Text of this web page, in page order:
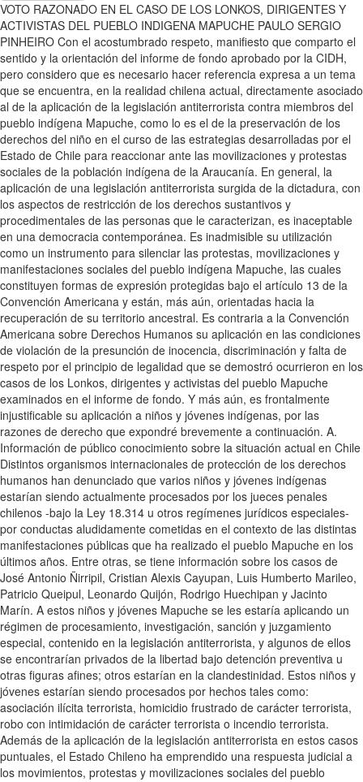
VOTO RAZONADO EN EL CASO DE LOS LONKOS, DIRIGENTES Y
ACTIVISTAS DEL PUEBLO INDIGENA MAPUCHE PAULO SERGIO
PINHEIRO Con el acostumbrado respeto, manifiesto que comparto el
sentido y la orientación del informe de fondo aprobado por la CIDH,
pero considero que es necesario hacer referencia expresa a un tema
que se encuentra, en la realidad chilena actual, directamente asociado
al de la aplicación de la legislación antiterrorista contra miembros del
pueblo indígena Mapuche, como lo es el de la preservación de los
derechos del niño en el curso de las estrategias desarrolladas por el
Estado de Chile para reaccionar ante las movilizaciones y protestas
sociales de la población indígena de la Araucanía. En general, la
aplicación de una legislación antiterrorista surgida de la dictadura, con
los aspectos de restricción de los derechos sustantivos y
procedimentales de las personas que le caracterizan, es inaceptable
en una democracia contemporánea. Es inadmisible su utilización
como un instrumento para silenciar las protestas, movilizaciones y
manifestaciones sociales del pueblo indígena Mapuche, las cuales
constituyen formas de expresión protegidas bajo el artículo 13 de la
Convención Americana y están, más aún, orientadas hacia la
recuperación de su territorio ancestral. Es contraria a la Convención
Americana sobre Derechos Humanos su aplicación en las condiciones
de violación de la presunción de inocencia, discriminación y falta de
respeto por el principio de legalidad que se demostró ocurrieron en los
casos de los Lonkos, dirigentes y activistas del pueblo Mapuche
examinados en el informe de fondo. Y más aún, es frontalmente
injustificable su aplicación a niños y jóvenes indígenas, por las
razones de derecho que expondré brevemente a continuación. A.
Información de público conocimiento sobre la situación actual en Chile
Distintos organismos internacionales de protección de los derechos
humanos han denunciado que varios niños y jóvenes indígenas
estarían siendo actualmente procesados por los jueces penales
chilenos -bajo la Ley 18.314 u otros regímenes jurídicos especiales-
por conductas aludidamente cometidas en el contexto de las distintas
manifestaciones públicas que ha realizado el pueblo Mapuche en los
últimos años. Entre otras, se tiene información sobre los casos de
José Antonio Ñirripil, Cristian Alexis Cayupan, Luis Humberto Marileo,
Patricio Queipul, Leonardo Quijón, Rodrigo Huechipan y Jacinto
Marín. A estos niños y jóvenes Mapuche se les estaría aplicando un
régimen de procesamiento, investigación, sanción y juzgamiento
especial, contenido en la legislación antiterrorista, y algunos de ellos
se encontrarían privados de la libertad bajo detención preventiva u
otras figuras afines; otros estarían en la clandestinidad. Estos niños y
jóvenes estarían siendo procesados por hechos tales como:
asociación ilícita terrorista, homicidio frustrado de carácter terrorista,
robo con intimidación de carácter terrorista o incendio terrorista.
Además de la aplicación de la legislación antiterrorista en estos casos
puntuales, el Estado Chileno ha emprendido una respuesta judicial a
los movimientos, protestas y movilizaciones sociales del pueblo